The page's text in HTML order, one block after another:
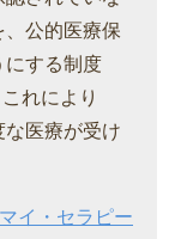
公的医療保
にする制度
れにより
な医療が受け
イ・セラピー